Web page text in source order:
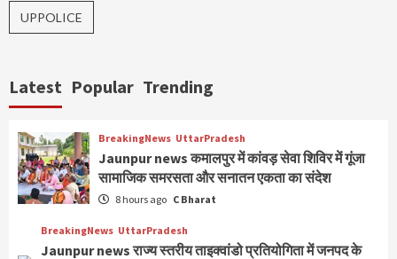
UPPOLICE
Latest Popular Trending
BreakingNews UttarPradesh
Jaunpur news कमालपुर में कांवड़ सेवा शिविर में गूंजा
सामाजिक समरसता और सनातन एकता का संदेश
8 hours ago C Bharat
BreakingNews UttarPradesh
Jaunpur news ​राज्य स्तरीय ताइक्वांडो प्रतियोगिता में जनपद के